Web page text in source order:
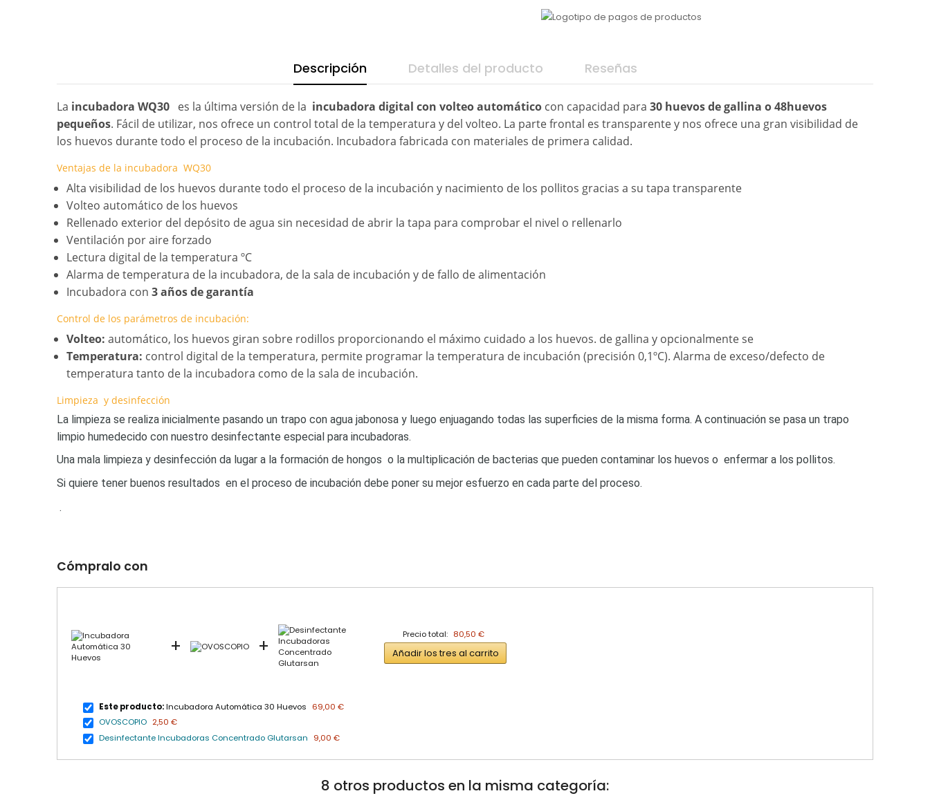
Descripción Detalles del producto Reseñas
La incubadora WQ30 es la última versión de la incubadora digital con volteo automático con capacidad para 30 huevos de gallina o 48huevos
pequeños. Fácil de utilizar, nos ofrece un control total de la temperatura y del volteo. La parte frontal es transparente y nos ofrece una gran visibilidad de
los huevos durante todo el proceso de la incubación. Incubadora fabricada con materiales de primera calidad.
Ventajas de la incubadora WQ30
Alta visibilidad de los huevos durante todo el proceso de la incubación y nacimiento de los pollitos gracias a su tapa transparente
Volteo automático de los huevos
Rellenado exterior del depósito de agua sin necesidad de abrir la tapa para comprobar el nivel o rellenarlo
Ventilación por aire forzado
Lectura digital de la temperatura ºC
Alarma de temperatura de la incubadora, de la sala de incubación y de fallo de alimentación
Incubadora con3 años de garantía
Control de los parámetros de incubación:
Volteo: automático, los huevos giran sobre rodillos proporcionando el máximo cuidado a los huevos. de gallina y opcionalmente se
Temperatura: control digital de la temperatura, permite programar la temperatura de incubación (precisión 0,1ºC). Alarma de exceso/defecto de
temperatura tanto de la incubadora como de la sala de incubación.
Limpieza y desinfección
La limpieza se realiza inicialmente pasando un trapo con agua jabonosa y luego enjuagando todas las superficies de la misma forma. A continuación se pasa un trapo
limpio humedecido con nuestro desinfectante especial para incubadoras.
Una mala limpieza y desinfección da lugar a la formación de hongos o la multiplicación de bacterias que pueden contaminar los huevos o enfermar a los pollitos.
Si quiere tener buenos resultados en el proceso de incubación debe poner su mejor esfuerzo en cada parte del proceso.
.
Cómpralo con
+ +
Precio total: 80,50 €
Añadir los tres al carrito
Este producto:Incubadora Automática 30 Huevos 69,00 €
OVOSCOPIO 2,50 €
Desinfectante Incubadoras Concentrado Glutarsan
9,00 €
8 otros productos en la misma categoría: